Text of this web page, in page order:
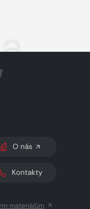
SVĚTLÝ/TMAVÝ REŽIM
O nás
Kontakty
materiálům